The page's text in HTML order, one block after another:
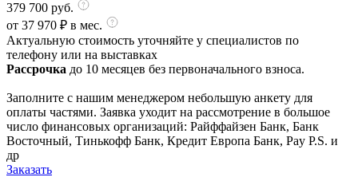
379 700 руб.
от 37 970 ₽ в мес.
Актуальную стоимость уточняйте у специалистов по
телефону или на выставках
Рассрочка до 10 месяцев без первоначального взноса.
Заполните с нашим менеджером небольшую анкету для
оплаты частями. Заявка уходит на рассмотрение в большое
число финансовых организаций: Райффайзен Банк, Банк
Восточный, Тинькофф Банк, Кредит Европа Банк, Pay P.S. и
др
Заказать